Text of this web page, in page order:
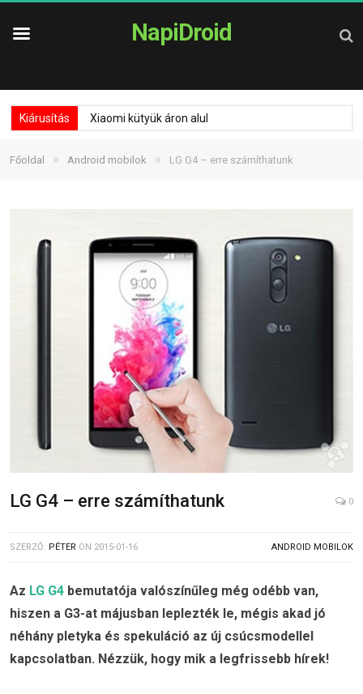
NapiDroid
Kiárusítás Xiaomi kütyük áron alul
Főoldal » Android mobilok » LG G4 – erre számíthatunk
LG G4 – erre számíthatunk 0
SZERZŐ: PÉTER ON 2015-01-16 ANDROID MOBILOK
Az LG G4 bemutatója valószínűleg még odébb van,
hiszen a G3-at májusban leplezték le, mégis akad jó
néhány pletyka és spekuláció az új csúcsmodellel
kapcsolatban. Nézzük, hogy mik a legfrissebb hírek!